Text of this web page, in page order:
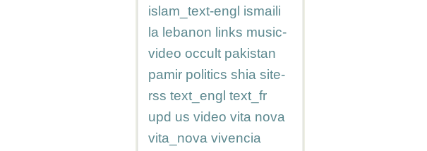
islam_text-engl ismaili
la lebanon links music-
video occult pakistan
pamir politics shia site-
rss text_engl text_fr
upd us video vita nova
vita_nova vivencia